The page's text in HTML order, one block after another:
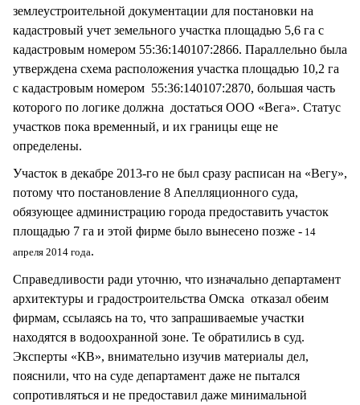
землеустроительной документации для постановки на
кадастровый учет земельного участка площадью 5,6 га с
кадастровым номером 55:36:140107:2866. Параллельно была
утверждена схема расположения участка площадью 10,2 га
с кадастровым номером 55:36:140107:2870, большая часть
которого по логике должна достаться ООО «Вега». Статус
участков пока временный, и их границы еще не
определены.
Участок в декабре 2013-го не был сразу расписан на «Вегу»,
потому что постановление 8 Апелляционного суда,
обязующее администрацию города предоставить участок
площадью 7 га и этой фирме было вынесено позже - 14
апреля 2014 года.
Справедливости ради уточню, что изначально департамент
архитектуры и градостроительства Омска отказал обеим
фирмам, ссылаясь на то, что запрашиваемые участки
находятся в водоохранной зоне. Те обратились в суд.
Эксперты «КВ», внимательно изучив материалы дел,
пояснили, что на суде департамент даже не пытался
сопротивляться и не предоставил даже минимальной